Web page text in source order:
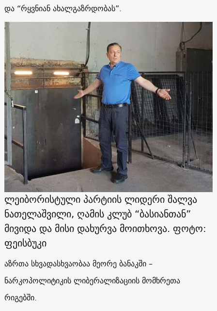
და “რყვნიან ახალგაზრდობას”.
ლეიბორისტული პარტიის ლიდერი შალვა
ნათელაშვილი, ღამის კლუბ “ბასიანთან”
მივიდა და მისი დახურვა მოითხოვა. ფოტო:
ფეისბუკი
აზრთა სხვადასხვაობაა მეორე ბანაკში –
ნარკოპოლიტიკის ლიბერალიზაციის მომხრეთა
რიგებში.